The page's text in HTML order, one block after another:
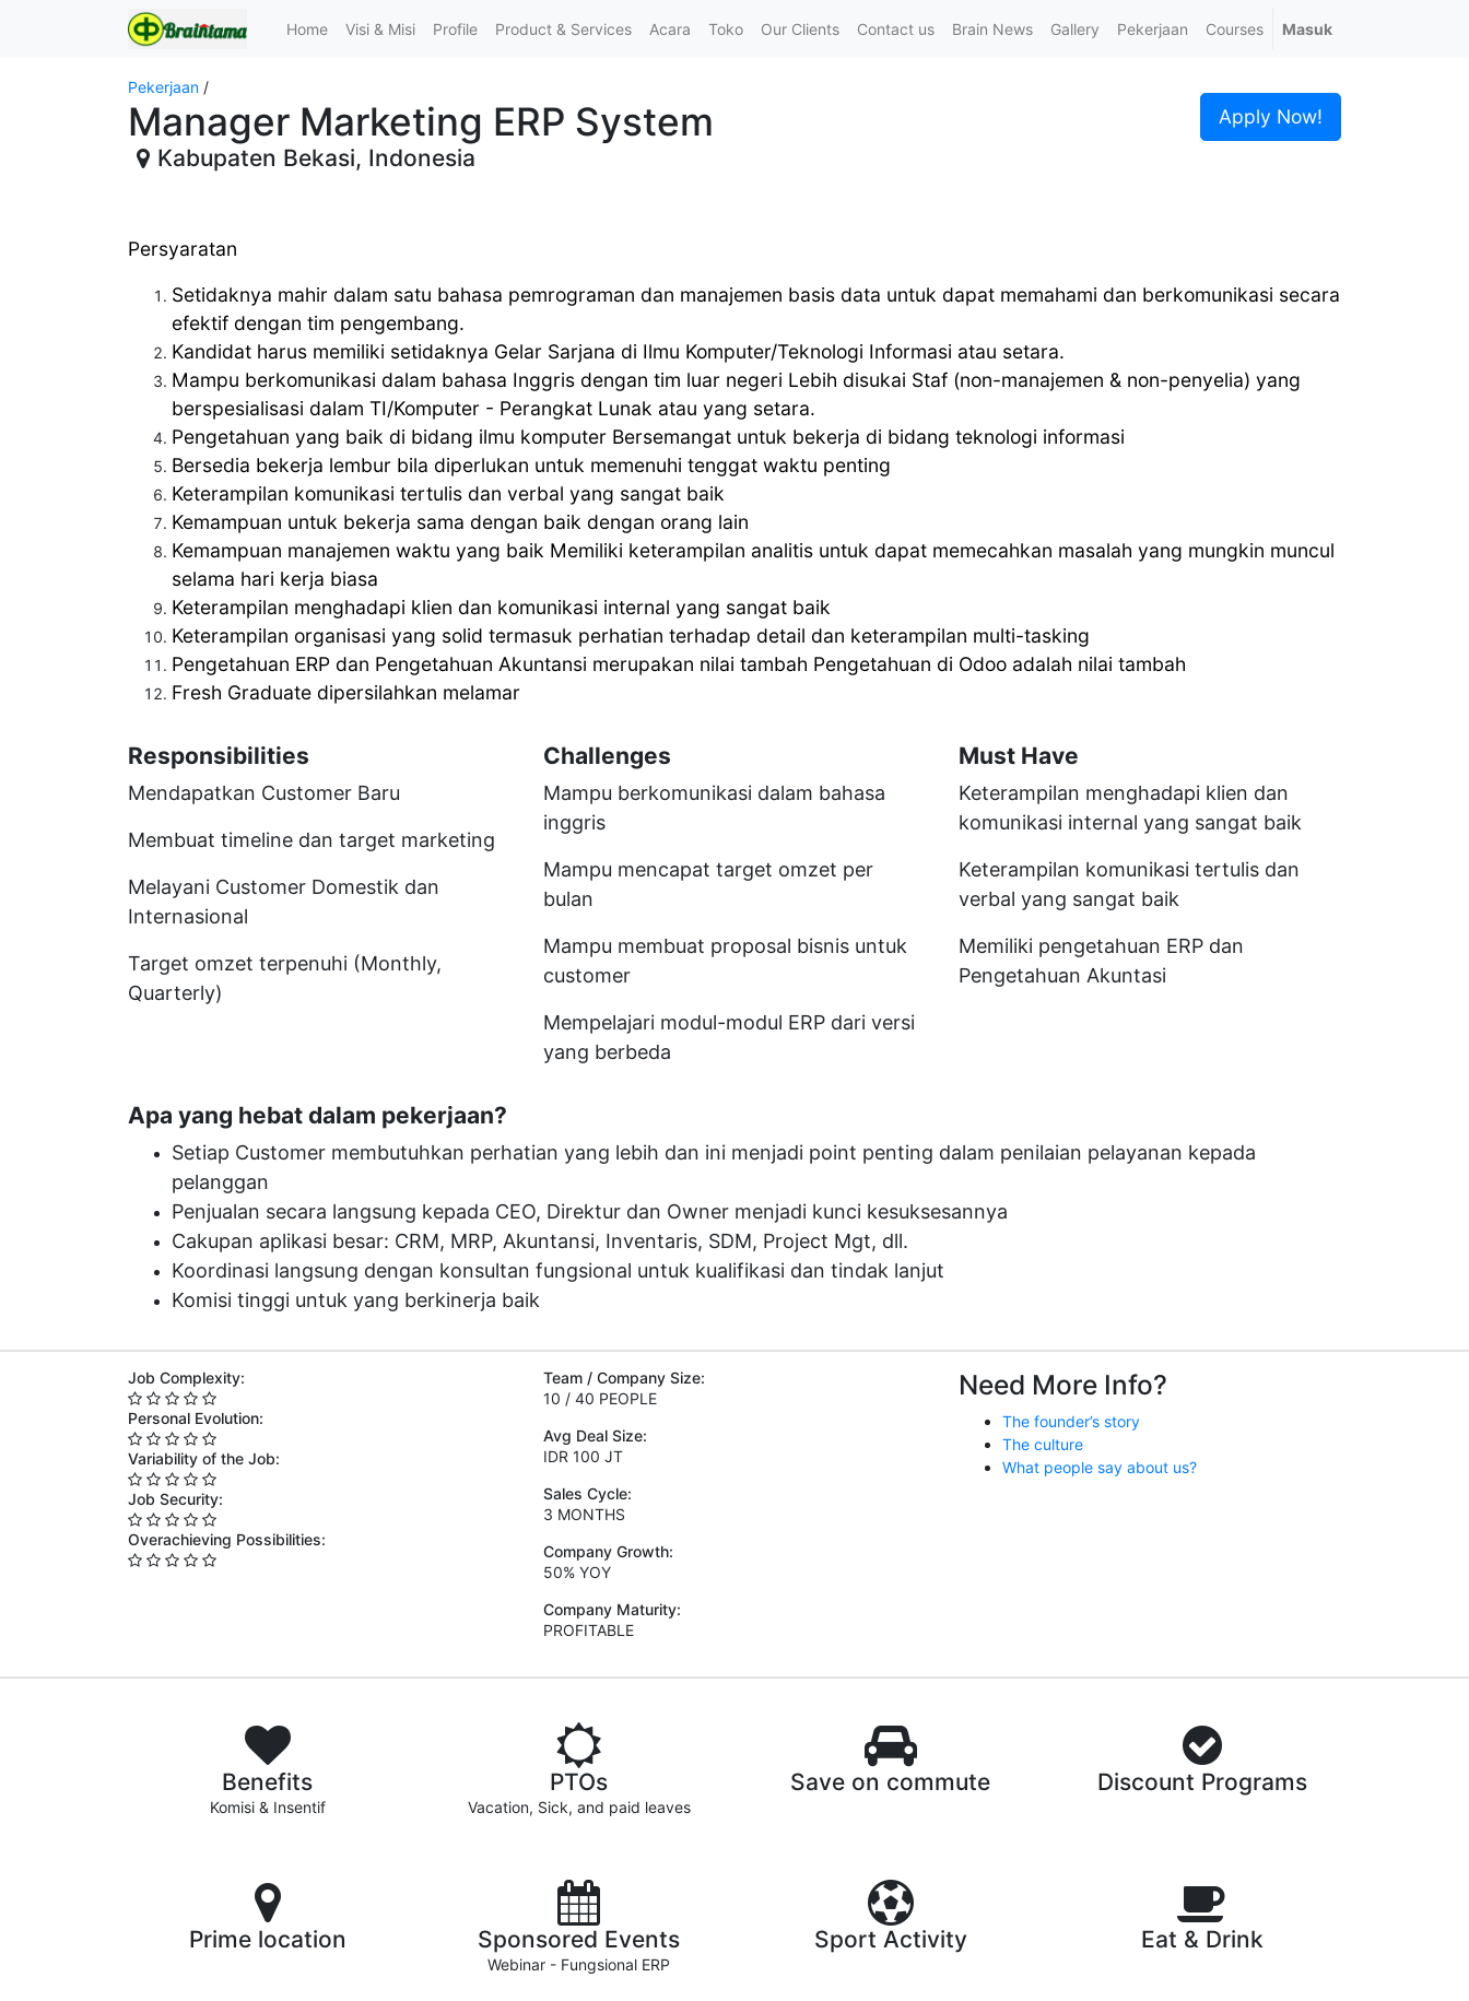
Home Visi & Misi Profile Product & Services Acara Toko Our Clients Contact us Brain News Gallery Pekerjaan Courses Masuk
Apply Now!
Pekerjaan /
Manager Marketing ERP System
Kabupaten Bekasi, Indonesia
Persyaratan
Setidaknya mahir dalam satu bahasa pemrograman dan manajemen basis data untuk dapat memahami dan berkomunikasi secara
efektif dengan tim pengembang.
Kandidat harus memiliki setidaknya Gelar Sarjana di Ilmu Komputer/Teknologi Informasi atau setara.
Mampu berkomunikasi dalam bahasa Inggris dengan tim luar negeri Lebih disukai Staf (non-manajemen & non-penyelia) yang
berspesialisasi dalam TI/Komputer - Perangkat Lunak atau yang setara.
Pengetahuan yang baik di bidang ilmu komputer Bersemangat untuk bekerja di bidang teknologi informasi
Bersedia bekerja lembur bila diperlukan untuk memenuhi tenggat waktu penting
Keterampilan komunikasi tertulis dan verbal yang sangat baik
Kemampuan untuk bekerja sama dengan baik dengan orang lain
Kemampuan manajemen waktu yang baik Memiliki keterampilan analitis untuk dapat memecahkan masalah yang mungkin muncul
selama hari kerja biasa
Keterampilan menghadapi klien dan komunikasi internal yang sangat baik
Keterampilan organisasi yang solid termasuk perhatian terhadap detail dan keterampilan multi-tasking
Pengetahuan ERP dan Pengetahuan Akuntansi merupakan nilai tambah Pengetahuan di Odoo adalah nilai tambah
Fresh Graduate dipersilahkan melamar
Responsibilities
Mendapatkan Customer Baru
Membuat timeline dan target marketing
Melayani Customer Domestik dan
Internasional
Target omzet terpenuhi (Monthly,
Quarterly)
Challenges
Mampu berkomunikasi dalam bahasa
inggris
Mampu mencapat target omzet per
bulan
Mampu membuat proposal bisnis untuk
customer
Mempelajari modul-modul ERP dari versi
yang berbeda
Must Have
Keterampilan menghadapi klien dan
komunikasi internal yang sangat baik
Keterampilan komunikasi tertulis dan
verbal yang sangat baik
Memiliki pengetahuan ERP dan
Pengetahuan Akuntasi
Apa yang hebat dalam pekerjaan?
Setiap Customer membutuhkan perhatian yang lebih dan ini menjadi point penting dalam penilaian pelayanan kepada
pelanggan
Penjualan secara langsung kepada CEO, Direktur dan Owner menjadi kunci kesuksesannya
Cakupan aplikasi besar: CRM, MRP, Akuntansi, Inventaris, SDM, Project Mgt, dll.
Koordinasi langsung dengan konsultan fungsional untuk kualifikasi dan tindak lanjut
Komisi tinggi untuk yang berkinerja baik
Job Complexity:
Personal Evolution:
Variability of the Job:
Job Security:
Overachieving Possibilities:
Team / Company Size:
10 / 40 PEOPLE
Avg Deal Size:
IDR 100 JT
Sales Cycle:
3 MONTHS
Company Growth:
50% YOY
Company Maturity:
PROFITABLE
Need More Info?
The founder’s story
The culture
What people say about us?
Benefits
Komisi & Insentif
PTOs
Vacation, Sick, and paid leaves
Save on commute Discount Programs
Prime location Sponsored Events
Webinar - Fungsional ERP
Sport Activity Eat & Drink